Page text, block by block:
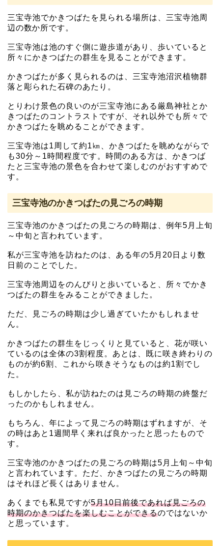
三宝寺池でかきつばたを見られる場所は、三宝寺池周
辺の数か所です。
三宝寺池は池のすぐ側に遊歩道があり、歩いていると
所々にかきつばたの群生を見ることができます。
かきつばたが多く見られるのは、三宝寺池沼沢植物群
落と彫られた石碑のあたり。
とりわけ景色の良いのが三宝寺池にある厳島神社とか
きつばたのコントラストですが、それ以外でも所々で
かきつばたを眺めることができます。
三宝寺池は1周して約1㎞、かきつばたを眺めながらで
も30分～1時間程度です。時間のある方は、かきつば
たと三宝寺池の景色を合わせて楽しむのがおすすめで
す。
三宝寺池のかきつばたの見ごろの時期
三宝寺池のかきつばたの見ごろの時期は、例年5月上旬
～中旬と言われています。
私が三宝寺池を訪ねたのは、ある年の5月20日より数
日前のことでした。
三宝寺池周辺をのんびりと歩いていると、所々でかき
つばたの群生をみることができました。
ただ、見ごろの時期は少し過ぎていたかもしれませ
ん。
かきつばたの群生をじっくりと見ていると、花が咲い
ているのは全体の3割程度。あとは、既に咲き終わりの
ものが約6割、これから咲きそうなものは約1割でし
た。
もしかしたら、私が訪ねたのは見ごろの時期の終盤だ
ったのかもしれません。
もちろん、年によって見ごろの時期はずれますが、そ
の時はあと1週間早く来れば良かったと思ったもので
す。
三宝寺池のかきつばたの見ごろの時期は5月上旬～中旬
と言われています。ただ、かきつばたの見ごろの時期
はそれほど長くはありません。
あくまでも私見ですが5月10日前後であれば見ごろの
時期のかきつばたを楽しむことができるのではないか
と思っています。